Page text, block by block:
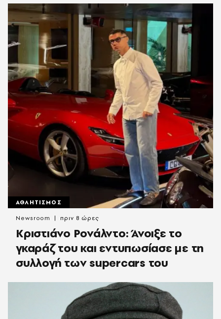
ΑΘΛΗΤΙΣΜΟΣ
Κριστιάνο Ρονάλντο: Άνοιξε το
γκαράζ του και εντυπωσίασε με τη
συλλογή των supercars του
Newsroom πριν 8 ώρες